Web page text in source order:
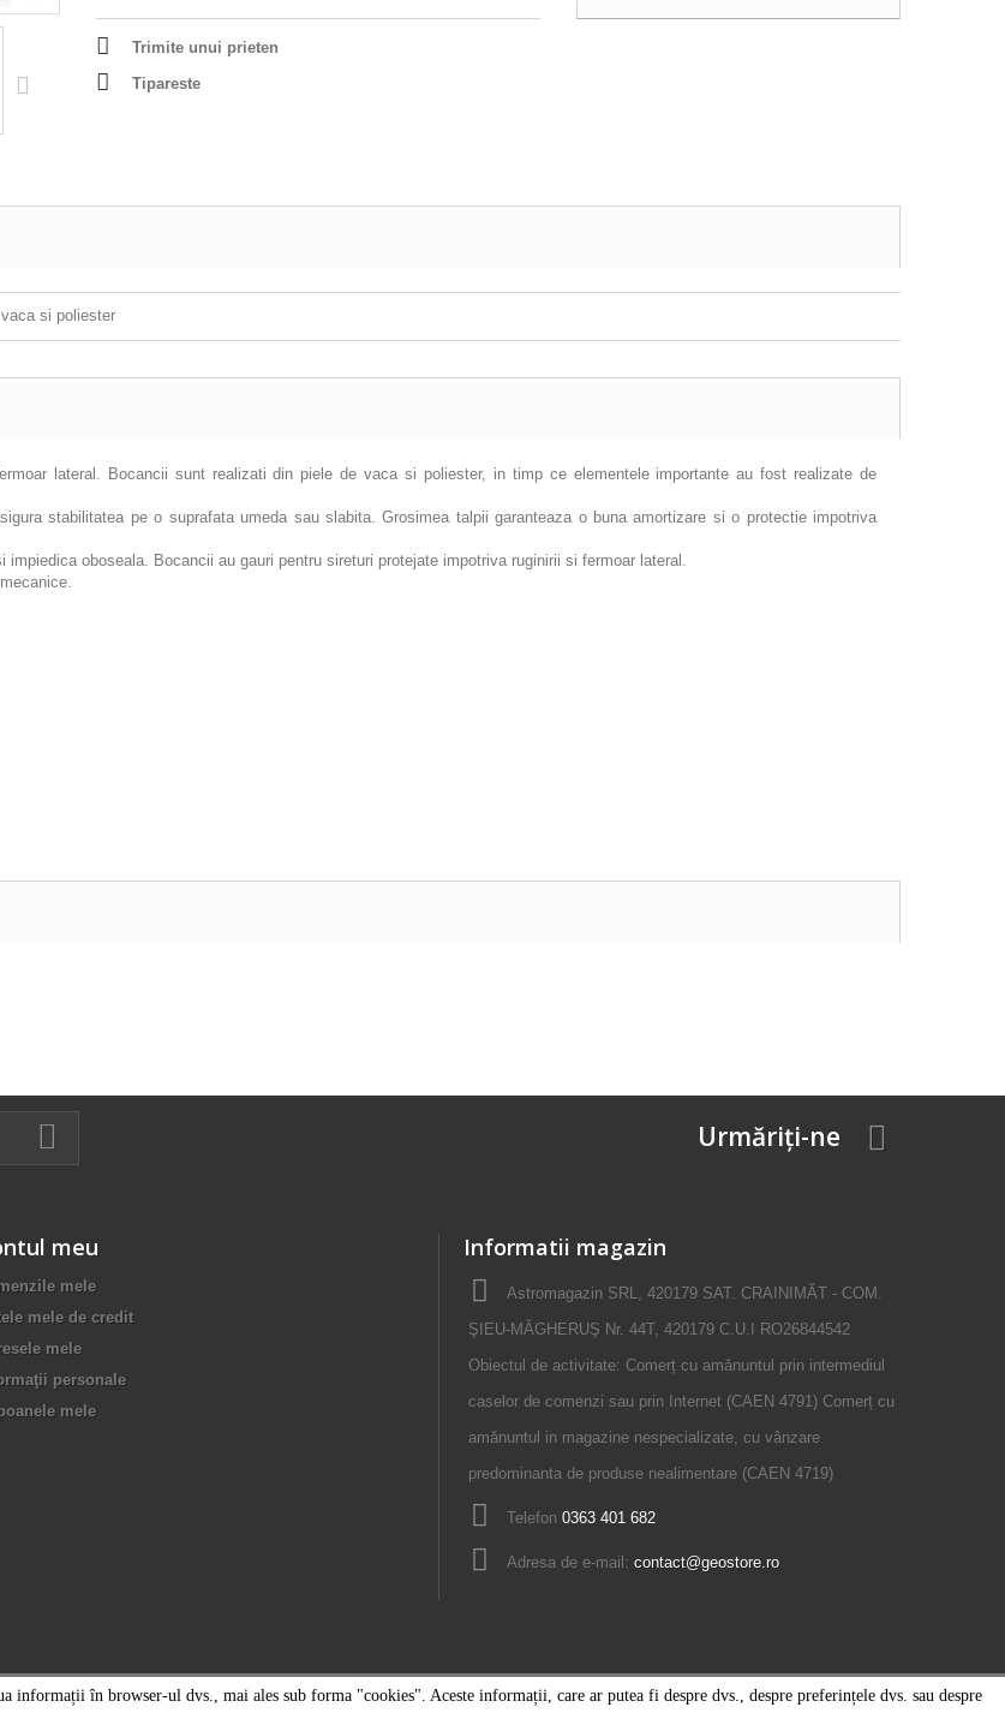
informații în browser-ul dvs., mai ales sub forma "cookies". Aceste informații, care ar putea fi despre dvs., despre preferințele dvs. sau despre
Trimite unui prieten
Tipareste
si poliester
lateral. Bocancii sunt realizati din piele de vaca si poliester, in timp ce elementele importante au fost realizate de
stabilitatea pe o suprafata umeda sau slabita. Grosimea talpii garanteaza o buna amortizare si o protectie impotriva
oboseala. Bocancii au gauri pentru sireturi protejate impotriva ruginirii si fermoar lateral.
Urmăriți-ne
meu
mele
mele de credit
mele
personale
mele
Informatii magazin
Astromagazin SRL, 420179 SAT. CRAINIMĂT - COM.
ŞIEU-MĂGHERUŞ Nr. 44T, 420179 C.U.I RO26844542
Obiectul de activitate: Comerț cu amănuntul prin intermediul
caselor de comenzi sau prin Internet (CAEN 4791) Comerț cu
amănuntul in magazine nespecializate, cu vânzare
predominanta de produse nealimentare (CAEN 4719)
Telefon 0363 401 682
Adresa de e-mail: contact@geostore.ro